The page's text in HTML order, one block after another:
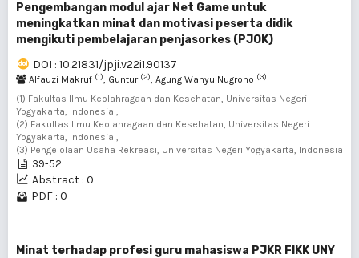
Pengembangan modul ajar Net Game untuk
meningkatkan minat dan motivasi peserta didik
mengikuti pembelajaran penjasorkes (PJOK)
DOI : 10.21831/jpji.v22i1.90137
Alfauzi Makruf (1), Guntur (2), Agung Wahyu Nugroho (3)
(1) Fakultas Ilmu Keolahragaan dan Kesehatan, Universitas Negeri
Yogyakarta, Indonesia ,
(2) Fakultas Ilmu Keolahragaan dan Kesehatan, Universitas Negeri
Yogyakarta, Indonesia ,
(3) Pengelolaan Usaha Rekreasi, Universitas Negeri Yogyakarta, Indonesia
39-52
Abstract : 0
PDF : 0
Minat terhadap profesi guru mahasiswa PJKR FIKK UNY